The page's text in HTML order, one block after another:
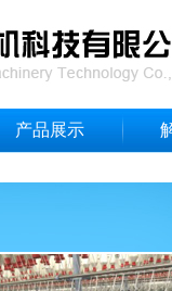
产品展示